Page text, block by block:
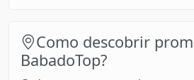
Como descobrir
BabadoTop?